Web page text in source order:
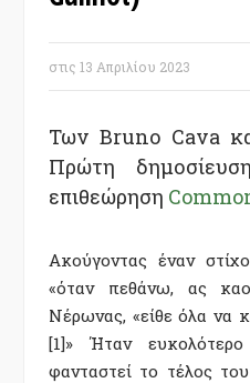
στις 13 Απριλίου 2023
Των Bruno Cava
Πρώτη
επιθεώρηση
Ακούγοντας έναν
«όταν πεθάνω, ας
Νέρωνας, «είθε όλα να
[1]» Ήταν
φανταστεί το τέλος